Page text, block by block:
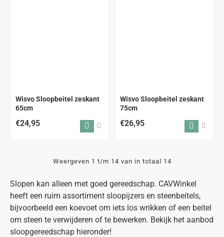
Slopen kan alleen met goed gereedschap. CAVWinkel
heeft een ruim assortiment sloopijzers en steenbeitels,
bijvoorbeeld een koevoet om iets los wrikken of een beitel
om steen te verwijderen of te bewerken. Bekijk het aanbod
sloopgereedschap hieronder!
Wisvo Sloopbeitel zeskant
65cm
€24,95
Wisvo Sloopbeitel zeskant
75cm
€26,95
Weergeven 1 t/m 14 van in totaal 14